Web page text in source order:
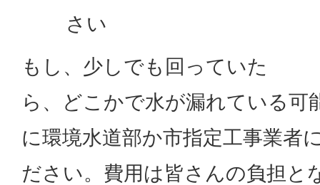
さい
もし、少しでも回っていた
ら、どこかで水が漏れている可
に環境水道部か市指定工事業者
ださい。費用は皆さんの負担と